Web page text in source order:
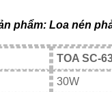
phẩm: Loa nén
TOA SC-
30W